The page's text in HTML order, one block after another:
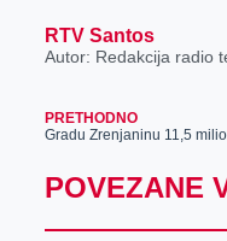
RTV Santos
Autor: Redakcija radio
PRETHODNO
POVEZANE